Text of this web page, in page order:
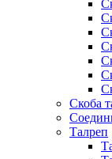
Скоба
Талреп